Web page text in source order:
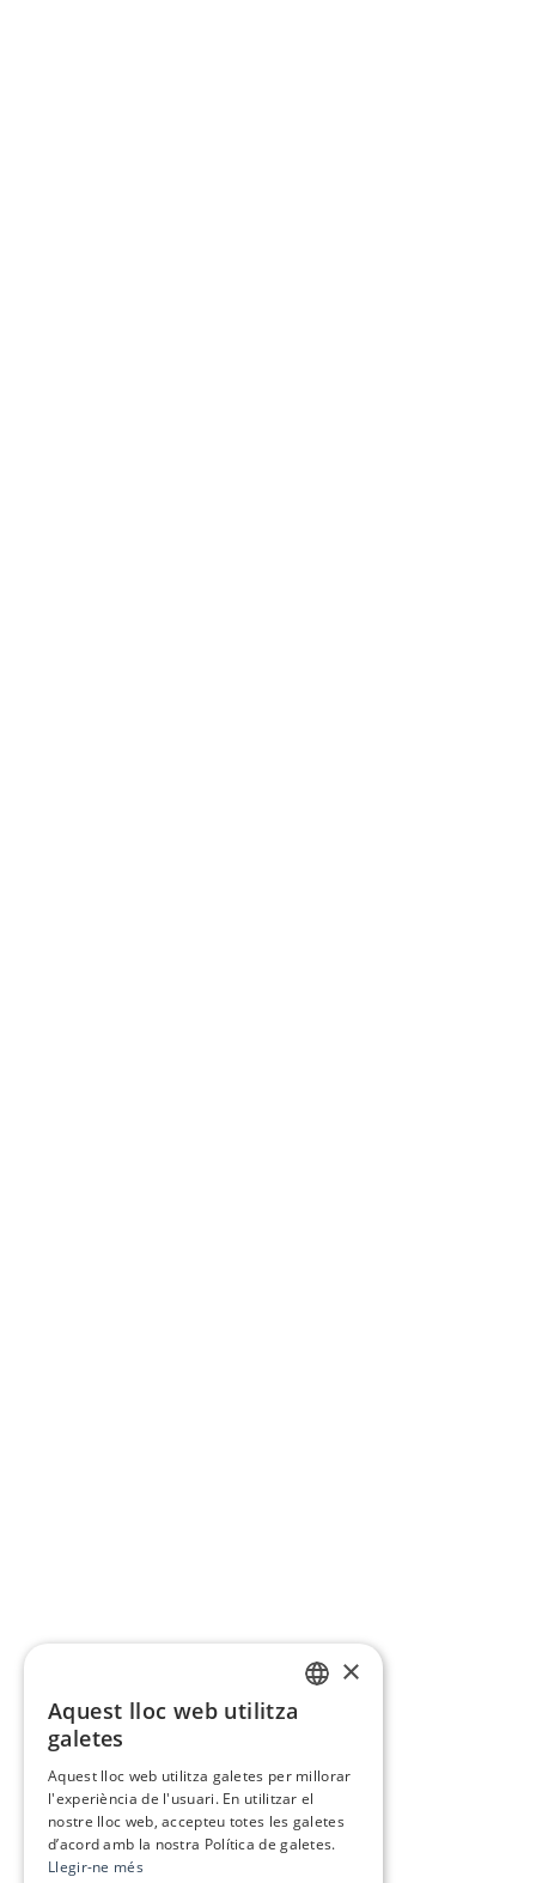
×
Aquest lloc web utilitza
galetes
Aquest lloc web utilitza galetes per millorar
l'experiència de l'usuari. En utilitzar el
nostre lloc web, accepteu totes les galetes
d’acord amb la nostra Política de galetes.
Llegir-ne més